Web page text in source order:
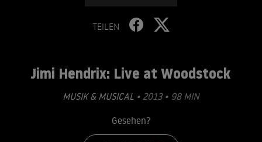
TEILEN
Jimi Hendrix: Live at Woodstock
MUSIK & MUSICAL • 2013 • 98 MIN
Gesehen?